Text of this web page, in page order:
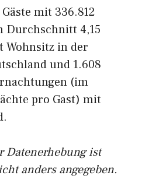
mit 336.812
Durchschnitt 4,15
Wohnsitz in der
und 1.608
(im
pro Gast) mit
Datenerhebung ist
anders angegeben.